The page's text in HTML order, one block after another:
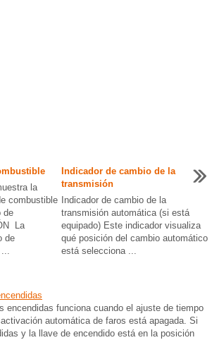
la
combustible
de
La
de
Indicador de cambio de la
transmisión
Indicador de cambio de la
transmisión automática (si está
equipado) Este indicador visualiza
qué posición del cambio automático
está selecciona ...
encendidas funciona cuando el ajuste de tiempo
automática de faros está apagada. Si
y la llave de encendido está en la posición